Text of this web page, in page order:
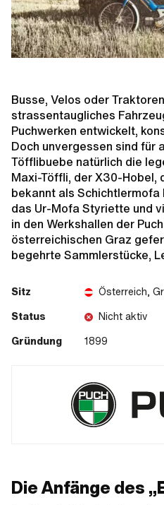
Busse, Velos oder
strassentaugliches
Puchwerken entwickelt,
Doch unvergessen sind für
Töfflibuebe natürlich die
Maxi-Töffli, der X30-Hobel,
bekannt als Schichtlermofa
das Ur-Mofa Styriette und
in den Werkshallen der
österreichischen Graz
begehrte Sammlerstücke,
Sitz
Österreich,
Status
Nicht aktiv
Gründung
1899
Die Anfänge des